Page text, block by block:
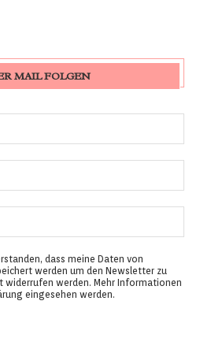
MAIL FOLGEN
dass meine Daten von
werden um den Newsletter zu
widerrufen werden. Mehr Informationen
eingesehen werden.